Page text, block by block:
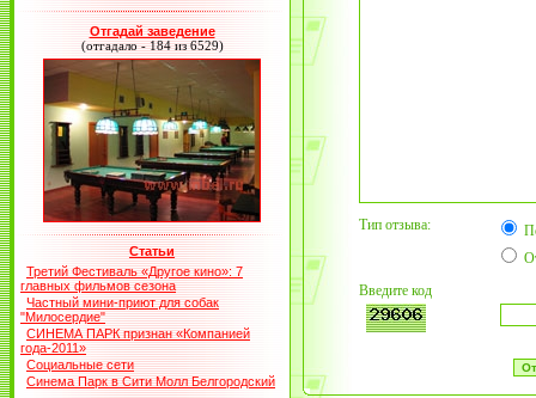
Отгадай заведение
(отгадало - 184 из 6529)
Статьи
Третий Фестиваль «Другое кино»: 7
главных фильмов сезона
Частный мини-приют для собак
"Милосердие"
СИНЕМА ПАРК признан «Компанией
года-2011»
Социальные сети
Синема Парк в Сити Молл Белгородский
Тип отзыва:
Введите код